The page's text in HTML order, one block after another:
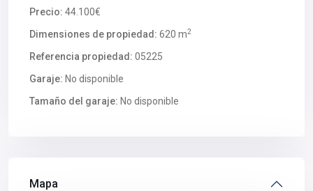
Precio: 44.100€
Dimensiones de propiedad: 620 m2
Referencia propiedad: 05225
Garaje: No disponible
Tamaño del garaje: No disponible
Mapa